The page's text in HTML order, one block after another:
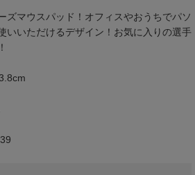
ズマウスパッド！オフィスやおうちでパソ
いいただけるデザイン！お気に入りの選手